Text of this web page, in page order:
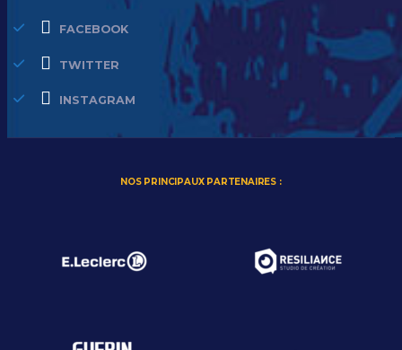
FACEBOOK
TWITTER
INSTAGRAM
NOS PRINCIPAUX PARTENAIRES :